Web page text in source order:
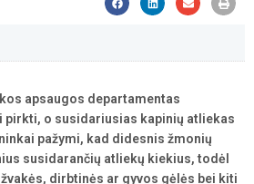
apsaugos departamentas
pirkti, o susidariusias kapinių atliekas
pažymi, kad didesnis žmonių
susidarančių atliekų kiekius, todėl
dirbtinės ar gyvos gėlės bei kiti